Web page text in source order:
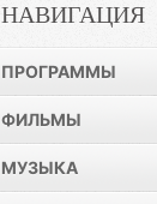
НАВИГАЦИЯ
ПРОГРАММЫ
ФИЛЬМЫ
МУЗЫКА